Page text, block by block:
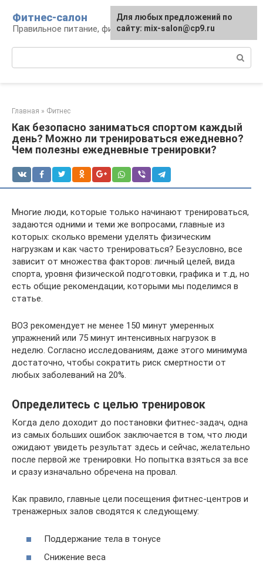
контенту
Фитнес-салон
Правильное питание, фитнес, образ жизни
Главная » Фитнес
Как безопасно заниматься спортом каждый
день? Можно ли тренироваться ежедневно?
Чем полезны ежедневные тренировки?
Многие люди, которые только начинают тренироваться,
задаются одними и теми же вопросами, главные из
которых: сколько времени уделять физическим
нагрузкам и как часто тренироваться? Безусловно, все
зависит от множества факторов: личный целей, вида
спорта, уровня физической подготовки, графика и т.д, но
есть общие рекомендации, которыми мы поделимся в
статье.
ВОЗ рекомендует не менее 150 минут умеренных
упражнений или 75 минут интенсивных нагрузок в
неделю. Согласно исследованиям, даже этого минимума
достаточно, чтобы сократить риск смертности от
любых заболеваний на 20%.
Определитесь с целью тренировок
Когда дело доходит до постановки фитнес-задач, одна
из самых больших ошибок заключается в том, что люди
ожидают увидеть результат здесь и сейчас, желательно
после первой же тренировки. Но попытка взяться за все
и сразу изначально обречена на провал.
Как правило, главные цели посещения фитнес-центров и
тренажерных залов сводятся к следующему:
Поддержание тела в тонусе
Снижение веса
Для любых предложений по
сайту: mix-salon@cp9.ru